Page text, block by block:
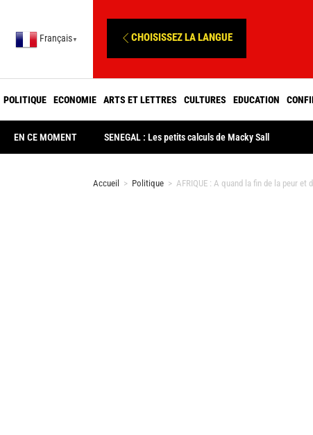
Français ▼ CHOISISSEZ LA LANGUE
POLITIQUE ECONOMIE ARTS ET LETTRES CULTURES EDUCATION
EN CE MOMENT SENEGAL : Les petits calculs de Macky Sall
Accueil > Politique > AFRIQUE : A quand la fin de la peur et